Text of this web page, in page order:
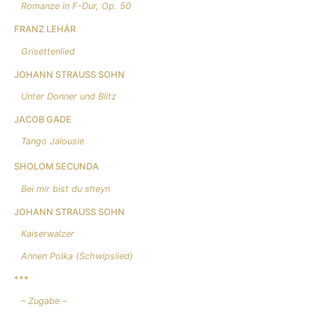
Romanze in F-Dur, Op. 50
FRANZ LEHÁR
Grisettenlied
JOHANN STRAUSS SOHN
Unter Donner und Blitz
JACOB GADE
Tango Jalousie
SHOLOM SECUNDA
Bei mir bist du sheyn
JOHANN STRAUSS SOHN
Kaiserwalzer
Annen Polka (Schwipslied)
***
– Zugabe –